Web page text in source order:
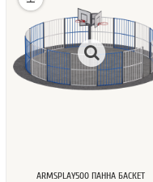
ARMSPLAY500 ПАННА БАСКЕТ